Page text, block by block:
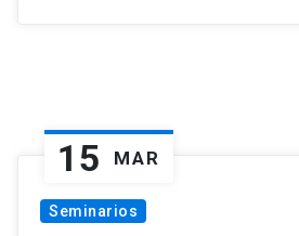
15 MAR
Seminarios